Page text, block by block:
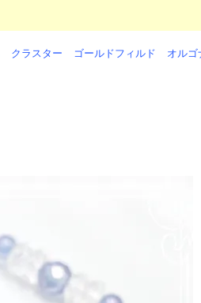
クラスター ゴールドフィルド オルゴ